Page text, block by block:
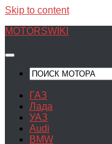
Skip to content
MOTORSWIKI
ГАЗ
Лада
УАЗ
Audi
BMW